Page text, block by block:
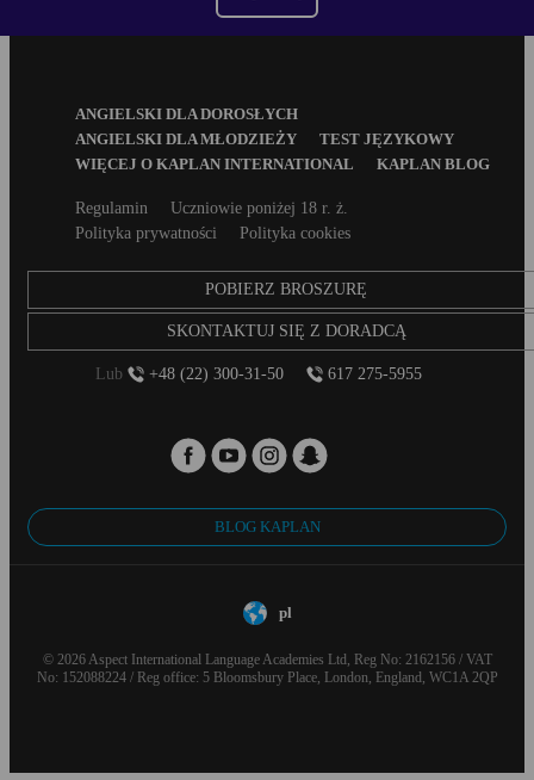
ANGIELSKI DLA DOROSŁYCH
ANGIELSKI DLA MŁODZIEŻY
TEST JĘZYKOWY
WIĘCEJ O KAPLAN INTERNATIONAL
KAPLAN BLOG
SecondaryRegulamin
Uczniowie poniżej 18 r. ż.
Polityka prywatności
Polityka cookies
POBIERZ BROSZURĘ
SKONTAKTUJ SIĘ Z DORADCĄ
Lub +48 (22) 300-31-50 617 275-5955
BLOG KAPLAN
pl
© 2026 Aspect International Language Academies Ltd, Reg No: 2162156 / VAT
No: 152088224 / Reg office: 5 Bloomsbury Place, London, England, WC1A 2QP